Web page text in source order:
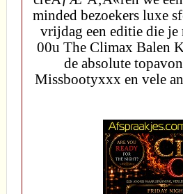
minded bezoekers luxe
vrijdag een editie die
00u The Climax Balen
de absolute
Missbootyxxx en vele